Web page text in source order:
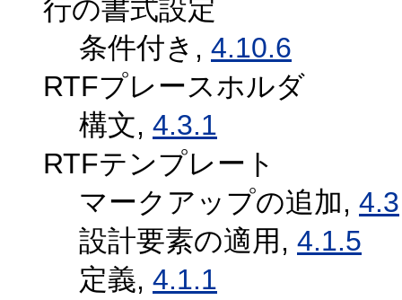
行の書式設定
条件付き, 4.10.6
RTFプレースホルダ
構文, 4.3.1
RTFテンプレート
マークアップの追加, 4.3
設計要素の適用, 4.1.5
定義, 4.1.1